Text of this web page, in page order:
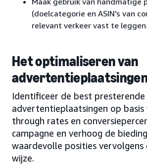
(doelcategorie en ASIN's van
relevant verkeer vast te leggen.
Het optimaliseren van
Identificeer de best presterende
advertentieplaatsingen op basis
through rates en
campagne en verhoog de
waardevolle posities vervolgens
wijze.